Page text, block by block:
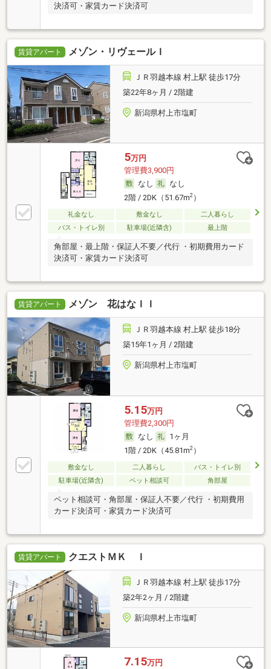
決済可・家賃カード決済可
賃貸アパート メゾン・リヴェールＩ
ＪＲ羽越本線 村上駅 徒歩17分
築22年8ヶ月 / 2階建
新潟県村上市塩町
5万円
管理費3,900円
なし
なし
2階 / 2DK（51.67m2）
礼金なし 敷金なし
二人暮らし
バス・トイレ別
駐車場(近隣含) 最上階
角部屋・最上階・保証人不要／代行 ・初期費用カード
決済可・家賃カード決済可
賃貸アパート メゾン 花はなＩＩ
ＪＲ羽越本線 村上駅 徒歩18分
築15年1ヶ月 / 2階建
新潟県村上市塩町
5.15万円
管理費2,300円
なし
1ヶ月
1階 / 2DK（45.81m2）
敷金なし 二人暮らし
バス・トイレ別
駐車場(近隣含)
ペット相談可 角部屋
ペット相談可・角部屋・保証人不要／代行 ・初期費用
カード決済可・家賃カード決済可
賃貸アパート クエストＭＫ Ｉ
ＪＲ羽越本線 村上駅 徒歩17分
築2年2ヶ月 / 2階建
新潟県村上市塩町
7.15万円